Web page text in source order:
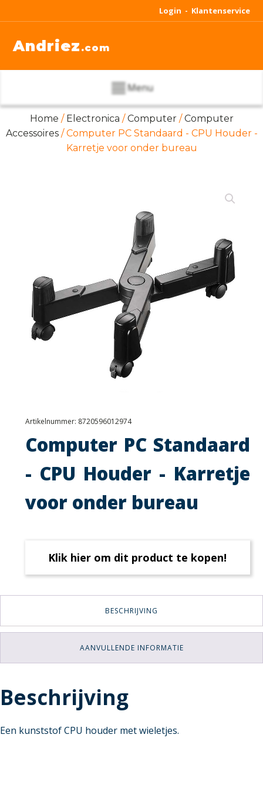
Login - Klantenservice
Andriez .com
Menu
Home / Electronica /Computer/Computer
Accessoires/ Computer PC Standaard - CPU Houder -
Karretje voor onder bureau
Artikelnummer: 8720596012974
Computer PC Standaard
- CPU Houder - Karretje
voor onder bureau
Klik hier om dit product te kopen!
BESCHRIJVING
AANVULLENDE INFORMATIE
Beschrijving
Een kunststof CPU houder met wieletjes.